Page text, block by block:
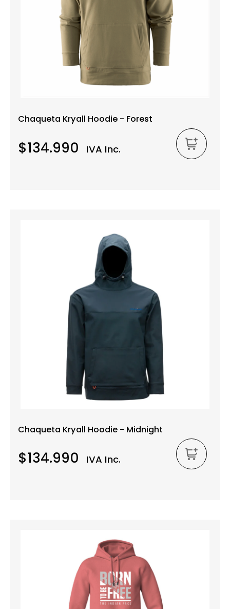
Chaqueta Kryall Hoodie - Forest
$134.990 IVA Inc.
Chaqueta Kryall Hoodie - Midnight
$134.990 IVA Inc.